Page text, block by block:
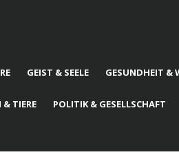
GEIST & SEELE GESUNDHEIT &
& TIERE POLITIK & GESELLSCHAFT